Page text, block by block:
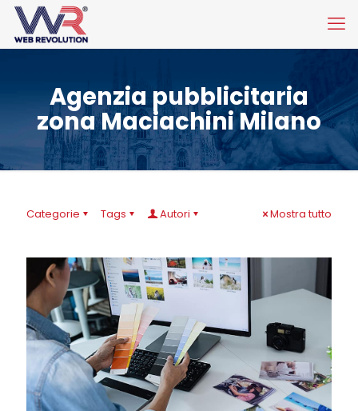
Agenzia pubblicitaria
zona Maciachini Milano
Categorie Tags Autori Mostra tutto